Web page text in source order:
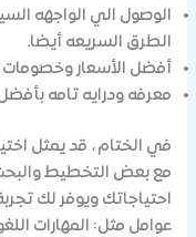
الوصول الي الواجهه
الطرق السريعه أيضا.
أفضل الأسعار وخصومات تصل الي 30% في
معرفه ودرايه تامه
في الختام ، قد يمثل
مع بعض التخطيط
احتياجاتك ويوفر لك
عوامل مثل: المهارات